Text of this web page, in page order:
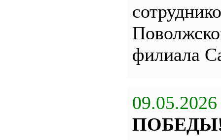
филиала
09.05.2026